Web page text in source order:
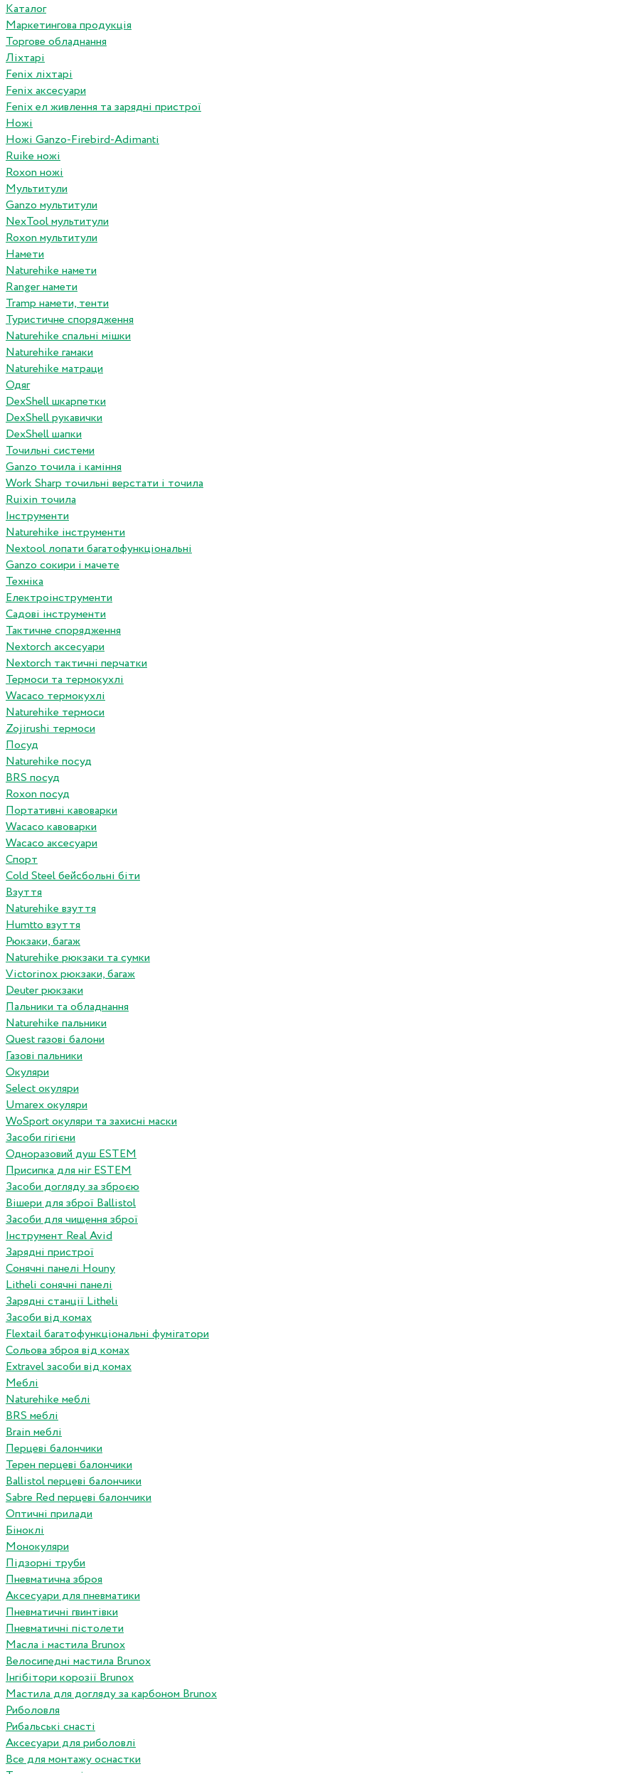
Каталог
Маркетингова продукція
Торгове обладнання
Ліхтарі
Fenix ліхтарі
Fenix аксесуари
Fenix ел живлення та зарядні пристрої
Ножі
Ножі Ganzo-Firebird-Adimanti
Ruike ножі
Roxon ножi
Мультитули
Ganzo мультитули
NexTool мультитули
Roxon мультитули
Намети
Naturehike намети
Ranger намети
Tramp намети, тенти
Туристичне спорядження
Naturehike спальні мішки
Naturehike гамаки
Naturehike матраци
Одяг
DexShell шкарпетки
DexShell рукавички
DexShell шапки
Точильні системи
Ganzo точила і каміння
Work Sharp точильні верстати і точила
Ruixin точила
Інструменти
Naturehike інструменти
Nextool лопати багатофункціональні
Ganzo сокири і мачете
Техніка
Електроінструменти
Садові інструменти
Тактичне спорядження
Nextorch аксесуари
Nextorch тактичні перчатки
Термоси та термокухлі
Wacaco термокухлі
Naturehike термоси
Zojirushi термоси
Посуд
Naturehike посуд
BRS посуд
Roxon посуд
Портативні кавоварки
Wacaco кавоварки
Wacaco аксесуари
Спорт
Cold Steel бейсбольні біти
Взуття
Naturehike взуття
Humtto взуття
Рюкзаки, багаж
Naturehike рюкзаки та сумки
Victorinox рюкзаки, багаж
Deuter рюкзаки
Пальники та обладнання
Naturehike пальники
Quest газові балони
Газові пальники
Окуляри
Select окуляри
Umarex окуляри
WoSport окуляри та захисні маски
Засоби гігієни
Одноразовий душ ESTEM
Присипка для ніг ESTEM
Засоби догляду за зброєю
Вішери для зброї Ballistol
Засоби для чищення зброї
Інструмент Real Avid
Зарядні пристрої
Сонячні панелі Houny
Litheli сонячні панелі
Зарядні станції Litheli
Засоби від комах
Flextail багатофункціональні фумігатори
Сольова зброя від комах
Extravel засоби від комах
Меблі
Naturehike меблі
BRS меблі
Brain меблі
Перцеві балончики
Терен перцеві балончики
Ballistol перцеві балончики
Sabre Red перцеві балончики
Оптичні прилади
Біноклі
Монокуляри
Підзорні труби
Пневматична зброя
Аксесуари для пневматики
Пневматичні гвинтівки
Пневматичні пістолети
Масла і мастила Brunox
Велосипедні мастила Brunox
Інгібітори корозії Brunox
Мастила для догляду за карбоном Brunox
Риболовля
Рибальські снасті
Аксесуари для риболовлі
Все для монтажу оснастки